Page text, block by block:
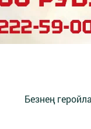
Безнең